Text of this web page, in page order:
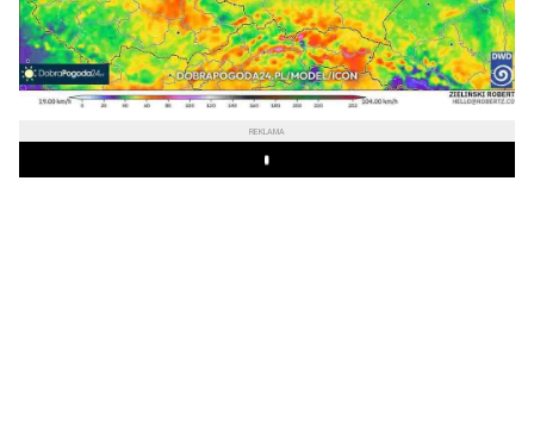
REKLAMA
Play